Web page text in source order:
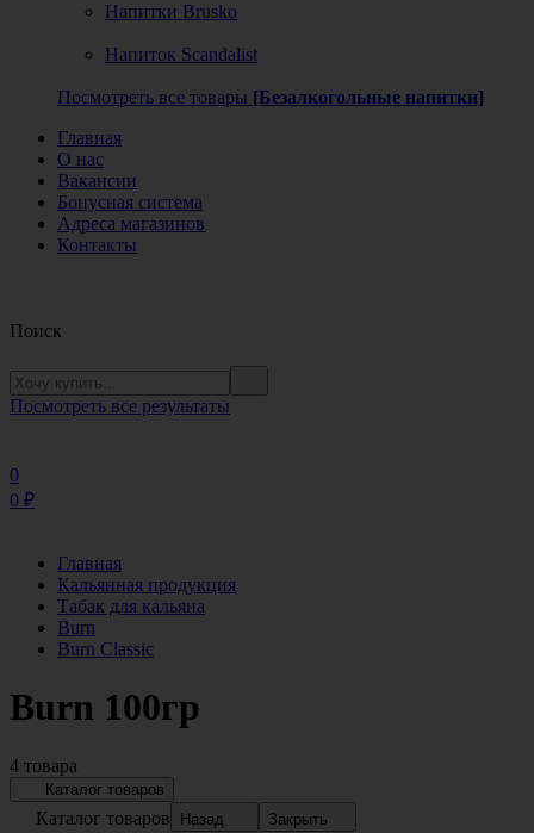
Напитки Brusko
Напиток Scandalist
Посмотреть все товары [Безалкогольные напитки]
Главная
О нас
Вакансии
Бонусная система
Адреса магазинов
Контакты
Поиск
Посмотреть все результаты
0
0 ₽
Главная
Кальянная продукция
Табак для кальяна
Burn
Burn Classic
Burn 100гр
4 товара
Каталог товаров
Каталог товаров Назад Закрыть